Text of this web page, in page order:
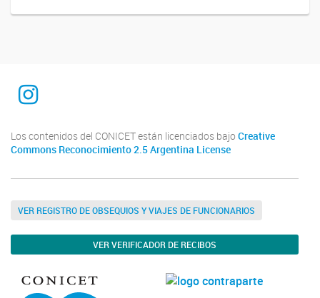
INTEQUI
Los contenidos del CONICET están licenciados bajo Creative
Commons Reconocimiento 2.5 Argentina License
VER REGISTRO DE OBSEQUIOS Y VIAJES DE FUNCIONARIOS
VER VERIFICADOR DE RECIBOS